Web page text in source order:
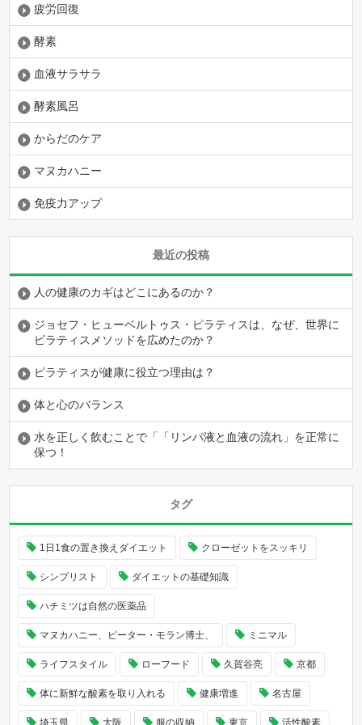
疲労回復
酵素
血液サラサラ
酵素風呂
からだのケア
マヌカハニー
免疫力アップ
最近の投稿
人の健康のカギはどこにあるのか？
ジョセフ・ヒューベルトゥス・ピラティスは、なぜ、世界に
ピラティスメソッドを広めたのか？
ピラティスが健康に役立つ理由は？
体と心のバランス
水を正しく飲むことで「「リンパ液と血液の流れ」を正常に
保つ！
タグ
1日1食の置き換えダイエット クローゼットをスッキリ
シンプリスト ダイエットの基礎知識
ハチミツは自然の医薬品
マヌカハニー、ピーター・モラン博士、 ミニマル
ライフスタイル ローフード 久賀谷亮 京都
体に新鮮な酸素を取り入れる 健康増進 名古屋
埼玉県 大阪 服の収納 東京 活性酸素